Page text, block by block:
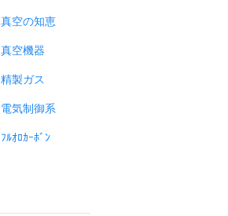
真空の知恵
真空機器
精製ガス
電気制御系
ﾌﾙｵﾛｶｰﾎﾞﾝ